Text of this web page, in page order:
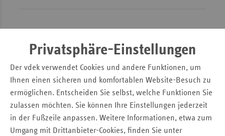
Privatsphäre-Einstellungen
Der vdek verwendet Cookies und andere Funktionen, um
Ihnen einen sicheren und komfortablen Website-Besuch zu
ermöglichen. Entscheiden Sie selbst, welche Funktionen Sie
zulassen möchten. Sie können Ihre Einstellungen jederzeit
in der Fußzeile anpassen. Weitere Informationen, etwa zum
Umgang mit Drittanbieter-Cookies, finden Sie unter